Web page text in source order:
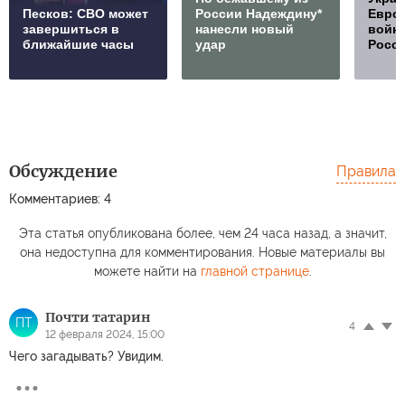
Песков: СВО может
завершиться в
ближайшие часы
России Надеждину*
нанесли новый
удар
Обсуждение
Комментариев: 4
Правила
Эта статья опубликована более, чем 24 часа назад, а значит,
она недоступна для комментирования. Новые материалы вы
можете найти на главной странице.
ПТ Почти татарин
12 февраля 2024, 15:00
4
Чего загадывать? Увидим.